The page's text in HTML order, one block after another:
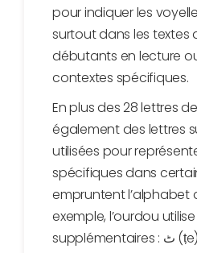
pour indiquer les
surtout dans les textes
débutants en lecture
contextes spécifiques.
En plus des 28 lettres
également des lettres
utilisées pour
spécifiques dans
empruntent l’alphabet
exemple, l’ourdou